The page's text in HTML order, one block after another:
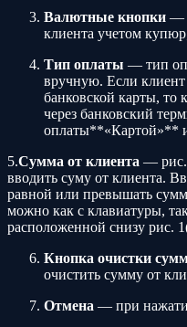
Валютные кнопки —
клиента учетом
Тип оплаты — тип
вручную. Если
банковской карты, то
через банковский
оплаты**«Картой»** и
5.Сумма от клиента — рис.
вводить суму от клиента.
равной или превышать
можно как с клавиатуры,
расположенной снизу рис.
Кнопка очистки
очистить сумму от
Отмена — при